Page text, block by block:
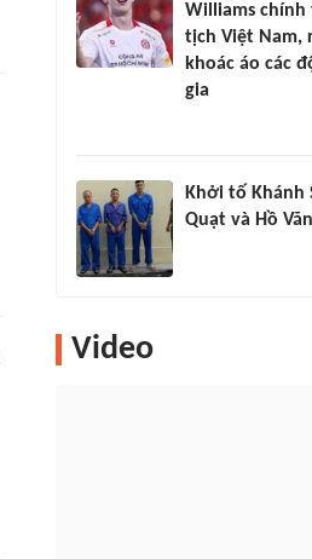
Williams chính
tịch Việt Nam,
khoác áo các
gia
Khởi tố Khánh
Quạt và Hồ
Video